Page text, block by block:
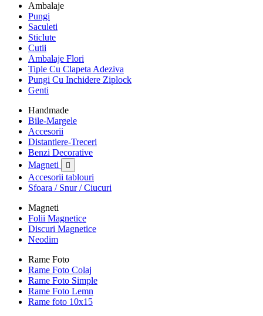
Ambalaje
Pungi
Saculeti
Sticlute
Cutii
Ambalaje Flori
Tiple Cu Clapeta Adeziva
Pungi Cu Inchidere Ziplock
Genti
Handmade
Bile-Margele
Accesorii
Distantiere-Treceri
Benzi Decorative
Magneti

Accesorii tablouri
Sfoara / Snur / Ciucuri
Magneti
Folii Magnetice
Discuri Magnetice
Neodim
Rame Foto
Rame Foto Colaj
Rame Foto Simple
Rame Foto Lemn
Rame foto 10x15